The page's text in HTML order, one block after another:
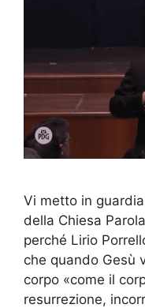
Vi metto in
della Chiesa
perché Lirio
che quando Gesù
corpo «come il
resurrezione,